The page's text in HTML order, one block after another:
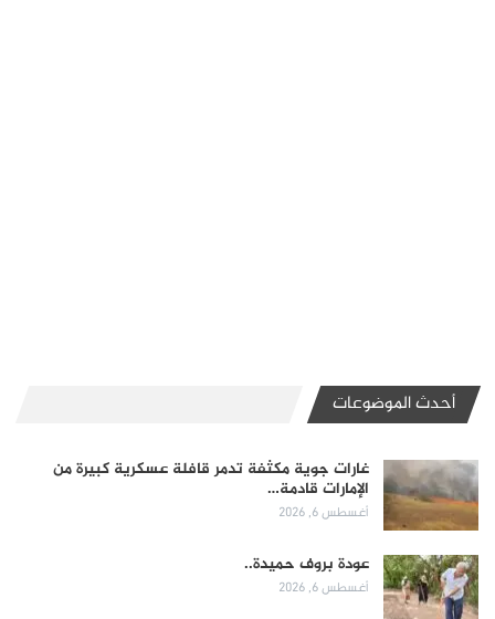
أحدث الموضوعات
غارات جوية مكثفة تدمر قافلة عسكرية كبيرة من
الإمارات قادمة…
أغسطس 6, 2026
عودة بروف حميدة..
أغسطس 6, 2026